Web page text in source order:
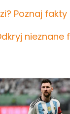
Poznaj
nieznane